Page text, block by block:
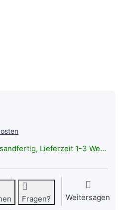
Lieferzeit 1-3 Werktage.
Fragen? Weitersagen